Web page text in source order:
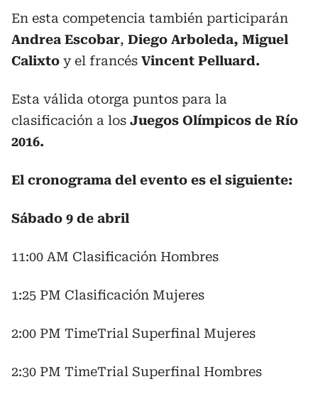
En esta competencia también participarán
Andrea Escobar, Diego Arboleda, Miguel
Calixto y el francés Vincent Pelluard.
Esta válida otorga puntos para la
clasificación a los Juegos Olímpicos de Río
2016.
El cronograma del evento es el siguiente:
Sábado 9 de abril
11:00 AM Clasificación Hombres
1:25 PM Clasificación Mujeres
2:00 PM TimeTrial Superfinal Mujeres
2:30 PM TimeTrial Superfinal Hombres